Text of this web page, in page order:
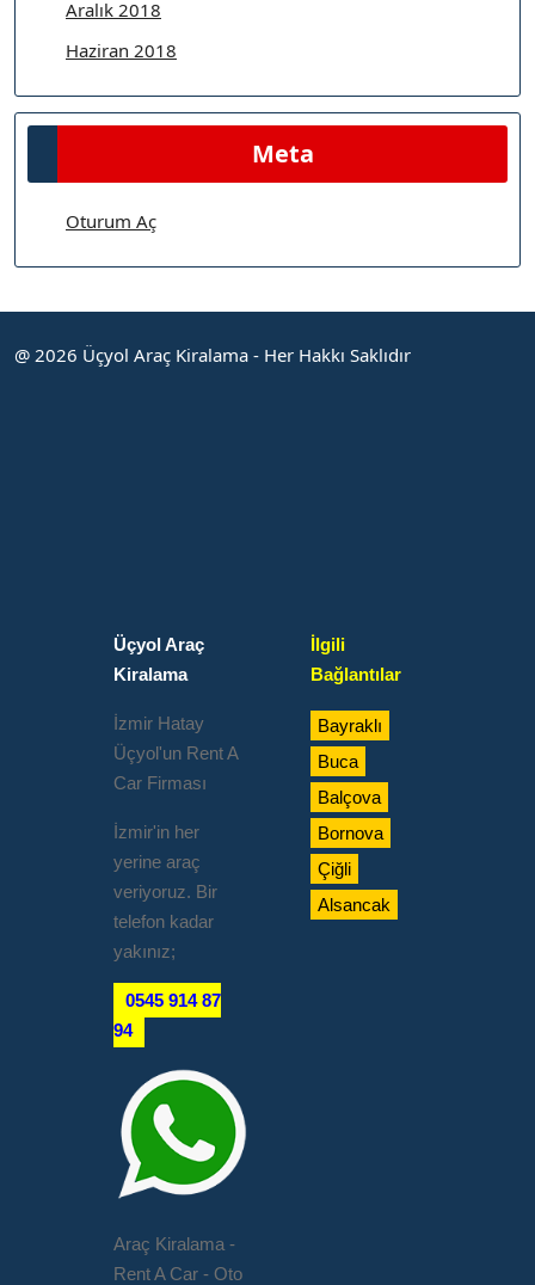
Aralık 2018
Haziran 2018
Meta
Oturum Aç
@ 2026 Üçyol Araç Kiralama - Her Hakkı Saklıdır
Üçyol Araç
Kiralama
İzmir Hatay
Üçyol'un Rent A
Car Firması
İzmir'in her
yerine araç
veriyoruz. Bir
telefon kadar
yakınız;
0545 914 87
94
Araç Kiralama -
Rent A Car - Oto
İlgili
Bağlantılar
Bayraklı
Buca
Balçova
Bornova
Çiğli
Alsancak